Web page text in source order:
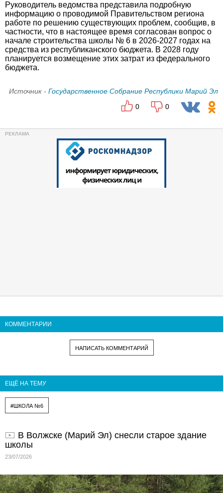
Руководитель ведомства представила подробную
информацию о проводимой Правительством региона
работе по решению существующих проблем, сообщив, в
частности, что в настоящее время согласован вопрос о
начале строительства школы № 6 в 2026-2027 годах на
средства из республиканского бюджета. В 2028 году
планируется возмещение этих затрат из федерального
бюджета.
Источник - Государственное Собрание Республики Марий Эл
0
0
КОММЕНТАРИИ
НАПИСАТЬ КОММЕНТАРИЙ
ЕЩЁ НА ТЕМУ
#ШКОЛА №6
В Волжске (Марий Эл) снесли старое здание
школы
23/07/2026